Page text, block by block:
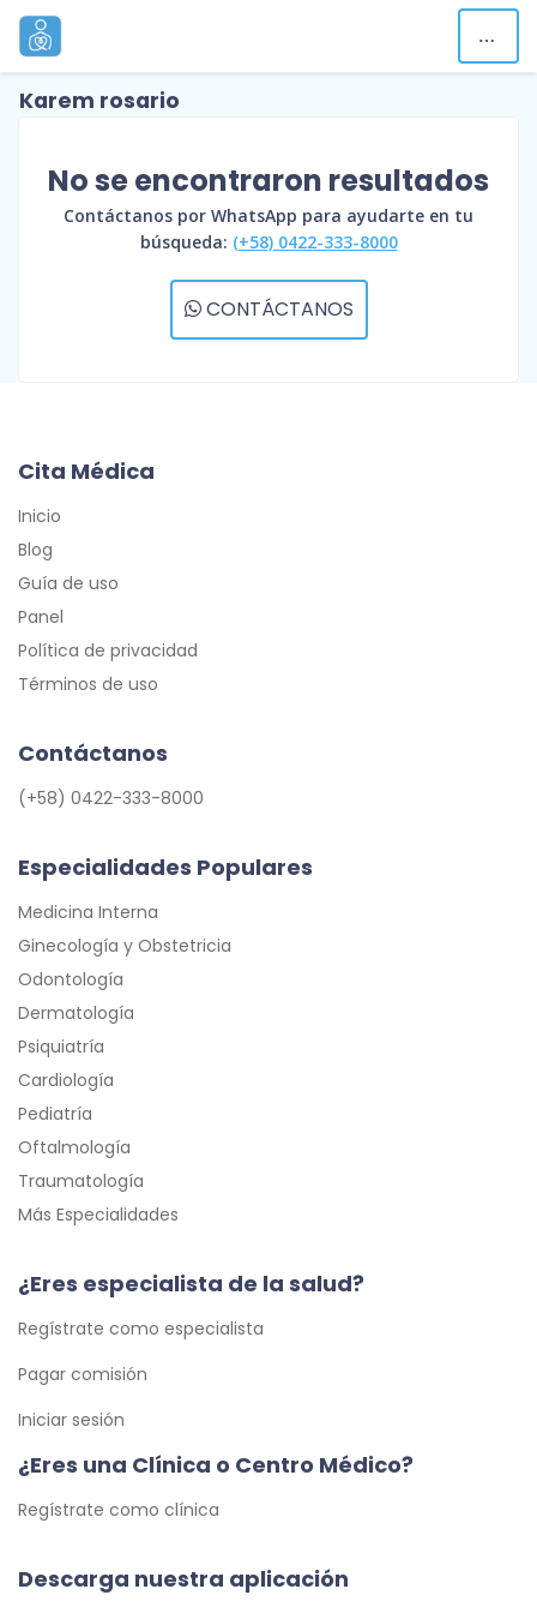
Karem rosario
No se encontraron resultados
Contáctanos por WhatsApp para ayudarte en tu
búsqueda: (+58) 0422-333-8000
CONTÁCTANOS
Cita Médica
Inicio
Blog
Guía de uso
Panel
Política de privacidad
Términos de uso
Contáctanos
(+58) 0422-333-8000
Especialidades Populares
Medicina Interna
Ginecología y Obstetricia
Odontología
Dermatología
Psiquiatría
Cardiología
Pediatría
Oftalmología
Traumatología
Más Especialidades
¿Eres especialista de la salud?
Regístrate como especialista
Pagar comisión
Iniciar sesión
¿Eres una Clínica o Centro Médico?
Regístrate como clínica
Descarga nuestra aplicación